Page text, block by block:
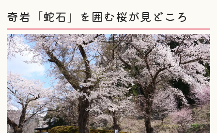
奇岩「蛇石」を囲む桜が見どころ